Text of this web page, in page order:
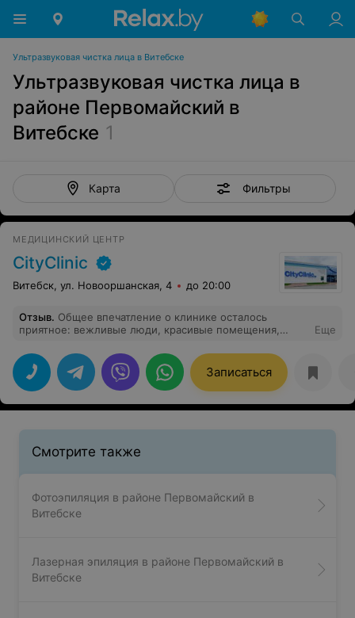
Ультразвуковая чистка лица в Витебске
Ультразвуковая чистка лица в
районе Первомайский в
Витебске 1
Карта Фильтры
МЕДИЦИНСКИЙ ЦЕНТР
CityClinic
Витебск, ул. Новооршанская, 4 до 20:00
Отзыв. Общее впечатление о клинике осталось
приятное: вежливые люди, красивые помещения,
клинику по поводу переделки пломбирования каналов
в зубе под микроскопом. Лечилась у врача Становенко
Андрея Вячеславовича - он прекрасно справился с этой
задачей. До лечения и после делали снимок.
Понравилось, что в процессе не было ничего лишнего
Большое спасибо всем, кто со мной работал.
Еще
Записаться
Смотрите также
Фотоэпиляция в районе Первомайский в
Витебске
Лазерная эпиляция в районе Первомайский в
Витебске